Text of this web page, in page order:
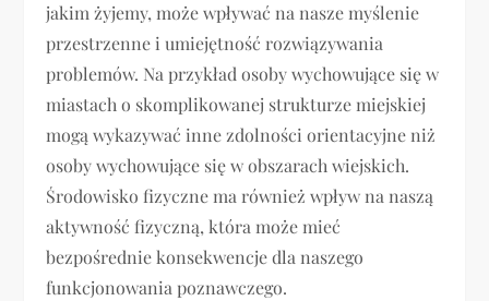
jakim żyjemy, może wpływać na nasze myślenie
przestrzenne i umiejętność rozwiązywania
problemów. Na przykład osoby wychowujące się w
miastach o skomplikowanej strukturze miejskiej
mogą wykazywać inne zdolności orientacyjne niż
osoby wychowujące się w obszarach wiejskich.
Środowisko fizyczne ma również wpływ na naszą
aktywność fizyczną, która może mieć
bezpośrednie konsekwencje dla naszego
funkcjonowania poznawczego.